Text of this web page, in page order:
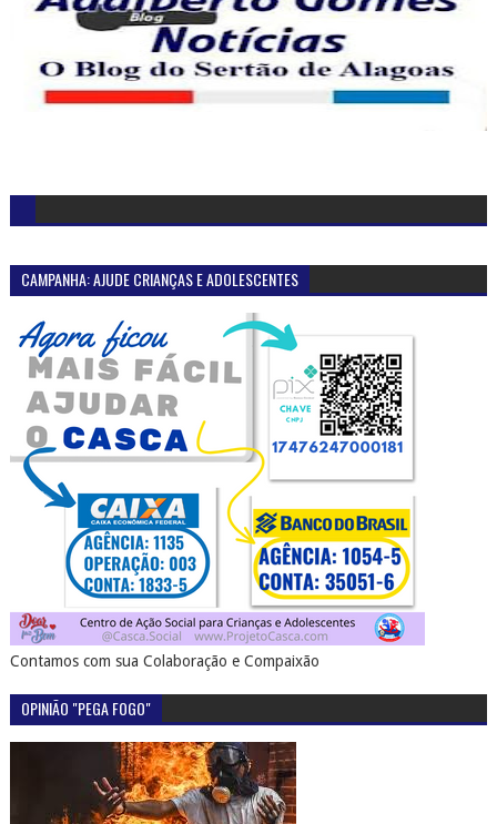
CAMPANHA: AJUDE CRIANÇAS E ADOLESCENTES
Contamos com sua Colaboração e Compaixão
OPINIÃO "PEGA FOGO"